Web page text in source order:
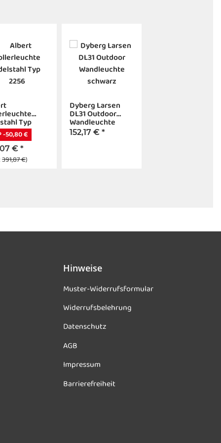
Typ
-50,80 €
€ *
391,87 €)
Dyberg Larsen
DL31 Outdoor
Wandleuchte
schwarz
152,17 € *
Hinweise
Muster-Widerrufsformular
Widerrufsbelehrung
Datenschutz
AGB
Impressum
Barrierefreiheit